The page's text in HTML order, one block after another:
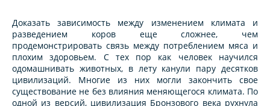
Доказать зависимость между изменением климата и
разведением коров еще сложнее, чем
продемонстрировать связь между потреблением мяса и
плохим здоровьем. С тех пор как человек научился
одомашнивать животных, в лету канули пару десятков
цивилизаций. Многие из них могли закончить свое
существование не без влияния меняющегося климата. По
одной из версий, цивилизация Бронзового века рухнула